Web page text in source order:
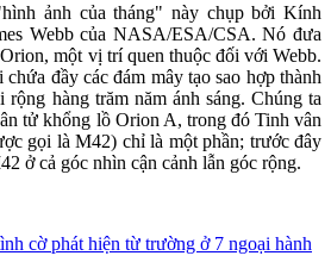
ảnh của tháng" này chụp bởi Kính
Webb của NASA/ESA/CSA. Nó đưa
một vị trí quen thuộc đối với Webb.
đầy các đám mây tạo sao hợp thành
hàng trăm năm ánh sáng. Chúng ta
tử khổng lồ Orion A, trong đó Tinh vân
gọi là M42) chỉ là một phần; trước đây
ở cả góc nhìn cận cảnh lẫn góc rộng.
cờ phát hiện từ trường ở 7 ngoại hành